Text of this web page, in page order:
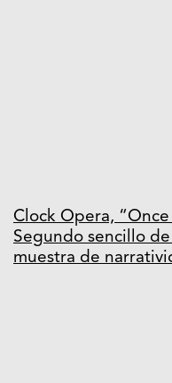
Clock Opera,
Segundo sencillo
muestra de